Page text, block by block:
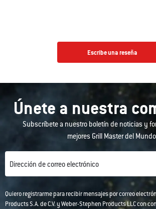
Escribe una reseña
Únete a nuestra
Subscríbete a nuestro boletín de noticias y
mejores Grill Master del
Dirección de correo electrónico
Quiero registrarme para recibir mensajes por correo
Products S.A. de C.V. y Weber-Stephen Products LLC con